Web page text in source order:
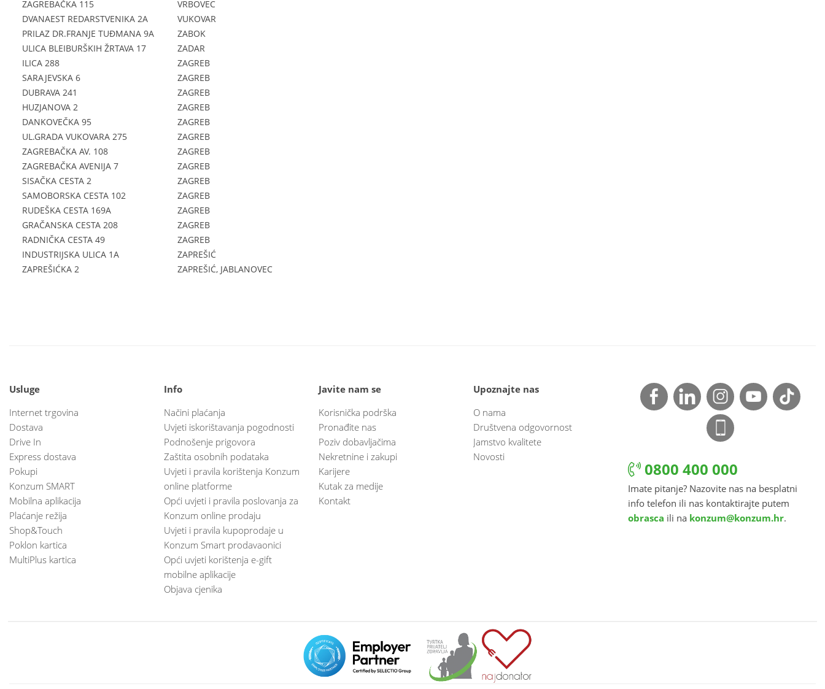
ZAGREBAČKA 115
VRBOVEC
DVANAEST REDARSTVENIKA 2A
VUKOVAR
PRILAZ DR.FRANJE TUĐMANA 9A
ZABOK
ULICA BLEIBURŠKIH ŽRTAVA 17
ZADAR
ILICA 288
ZAGREB
SARAJEVSKA 6
ZAGREB
DUBRAVA 241
ZAGREB
HUZJANOVA 2
ZAGREB
DANKOVEČKA 95
ZAGREB
UL.GRADA VUKOVARA 275
ZAGREB
ZAGREBAČKA AV. 108
ZAGREB
ZAGREBAČKA AVENIJA 7
ZAGREB
SISAČKA CESTA 2
ZAGREB
SAMOBORSKA CESTA 102
ZAGREB
RUDEŠKA CESTA 169A
ZAGREB
GRAČANSKA CESTA 208
ZAGREB
RADNIČKA CESTA 49
ZAGREB
INDUSTRIJSKA ULICA 1A
ZAPREŠIĆ
ZAPREŠIĆKA 2
ZAPREŠIĆ, JABLANOVEC
Usluge
Internet trgovina
Dostava
Drive In
Express dostava
Pokupi
Konzum SMART
Mobilna aplikacija
Plaćanje režija
Shop&Touch
Poklon kartica
MultiPlus kartica
Info
Načini plaćanja
Uvjeti iskorištavanja pogodnosti
Podnošenje prigovora
Zaštita osobnih podataka
Uvjeti i pravila korištenja Konzum
online platforme
Opći uvjeti i pravila poslovanja za
Konzum online prodaju
Uvjeti i pravila kupoprodaje u
Konzum Smart prodavaonici
Opći uvjeti korištenja e-gift
mobilne aplikacije
Objava cjenika
Javite nam se
Korisnička podrška
Pronađite nas
Poziv dobavljačima
Nekretnine i zakupi
Karijere
Kutak za medije
Kontakt
Upoznajte nas
O nama
Društvena odgovornost
Jamstvo kvalitete
Novosti
0800 400 000
Imate pitanje? Nazovite nas na besplatni
info telefon ili nas kontaktirajte putem
obrasca ili na konzum@konzum.hr.